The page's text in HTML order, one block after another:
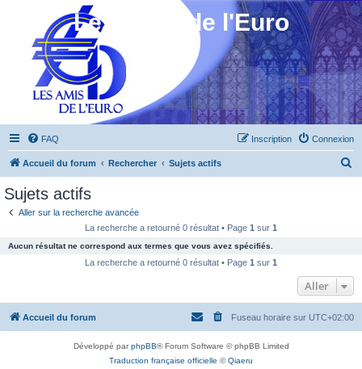
Les Amis de l'Euro
FAQ Connexion
Inscription
Accueil du forum Rechercher Sujets actifs
c
e
Sujets actifs
Aller sur la recherche avancée
La recherche a retourné 0 résultat • Page 1 sur 1
Aucun résultat ne correspond aux termes que vous avez spécifiés.
La recherche a retourné 0 résultat • Page 1 sur 1
Aller
Accueil du forum Fuseau horaire sur UTC+02:00
Développé parphpBB® Forum Software © phpBB Limited
Traduction française officielle ©Qiaeru